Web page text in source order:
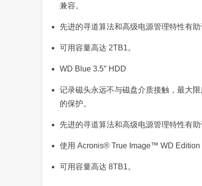
兼容。
先进的寻道算法和高级电源管理特性有助
可用容量高达 2TB1。
WD Blue 3.5″ HDD
记录磁头永远不与磁盘介质接触，最大
的保护。
先进的寻道算法和高级电源管理特性有助
使用 Acronis® True Image™ WD Edition
可用容量高达 8TB1。